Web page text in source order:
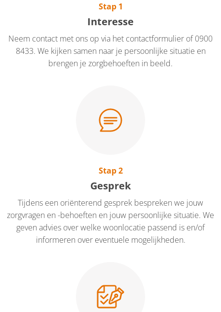
Stap 1
Interesse
Neem contact met ons op via het contactformulier of 0900
8433. We kijken samen naar je persoonlijke situatie en
brengen je zorgbehoeften in beeld.
Stap 2
Gesprek
Tijdens een oriënterend gesprek bespreken we jouw
zorgvragen en -behoeften en jouw persoonlijke situatie. We
geven advies over welke woonlocatie passend is en/of
informeren over eventuele mogelijkheden.